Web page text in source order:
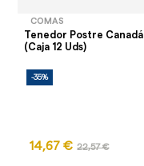
COMAS
Tenedor Postre Canadá
(Caja 12 Uds)
-35%
14,67 € 22,57 €